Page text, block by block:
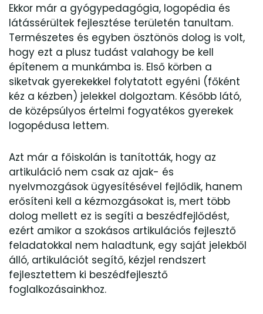
Ekkor már a gyógypedagógia, logopédia és
látássérültek fejlesztése területén tanultam.
Természetes és egyben ösztönös dolog is volt,
hogy ezt a plusz tudást valahogy be kell
építenem a munkámba is. Első körben a
siketvak gyerekekkel folytatott egyéni (főként
kéz a kézben) jelekkel dolgoztam. Később látó,
de középsúlyos értelmi fogyatékos gyerekek
logopédusa lettem.
Azt már a főiskolán is tanították, hogy az
artikuláció nem csak az ajak- és
nyelvmozgások ügyesítésével fejlődik, hanem
erősíteni kell a kézmozgásokat is, mert több
dolog mellett ez is segíti a beszédfejlődést,
ezért amikor a szokásos artikulációs fejlesztő
feladatokkal nem haladtunk, egy saját jelekből
álló, artikulációt segítő, kézjel rendszert
fejlesztettem ki beszédfejlesztő
foglalkozásainkhoz.